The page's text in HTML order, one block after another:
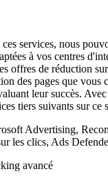
services, nous
à vos centres
offres de réduction
des pages que vous
leur succès.
tiers suivants sur ce
Advertising,
les clics, Ads
avancé